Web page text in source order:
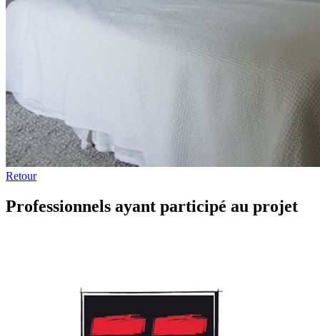
Retour
Professionnels ayant participé au projet